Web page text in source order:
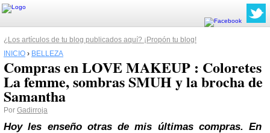
¿Los artículos de tu blog publicados aquí? ¡Propón tu blog!
INICIO › BELLEZA
Compras en LOVE MAKEUP : Coloretes
La femme, sombras SMUH y la brocha de
Samantha
Por Gadirroja
Hoy les enseño otras de mis últimas compras. En